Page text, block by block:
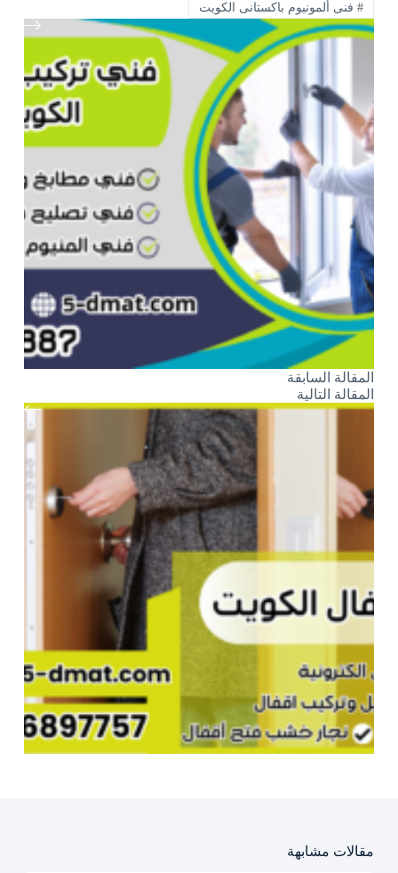
#فنى ألمونيوم باكستانى الكويت
المقالة السابقة
المقالة التالية
مقالات مشابهة